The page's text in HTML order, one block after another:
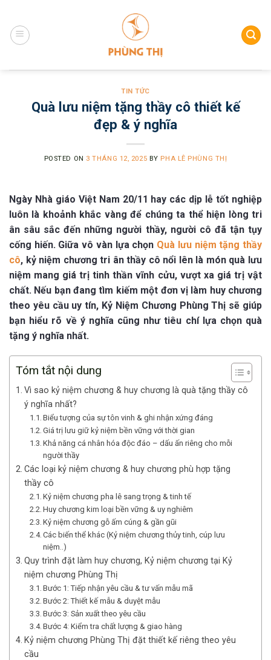
content
TIN TỨC
Quà lưu niệm tặng thầy cô thiết kế
đẹp & ý nghĩa
POSTED ON 3 THÁNG 12, 2025 BY PHA LÊ PHÙNG THỊ
Ngày Nhà giáo Việt Nam 20/11 hay các dịp lễ tốt nghiệp
luôn là khoảnh khắc vàng để chúng ta thể hiện lòng tri
ân sâu sắc đến những người thầy, người cô đã tận tụy
cống hiến. Giữa vô vàn lựa chọn Quà lưu niệm tặng thầy
cô, kỷ niệm chương tri ân thầy cô nổi lên là món quà lưu
niệm mang giá trị tinh thần vĩnh cửu, vượt xa giá trị vật
chất. Nếu bạn đang tìm kiếm một đơn vị làm huy chương
theo yêu cầu uy tín, Kỷ Niệm Chương Phùng Thị sẽ giúp
bạn hiểu rõ về ý nghĩa cũng như tiêu chí lựa chọn quà
tặng ý nghĩa nhất.
Tóm tắt nội dung
Vì sao kỷ niệm chương & huy chương là quà tặng thầy cô
ý nghĩa nhất?
Biểu tượng của sự tôn vinh & ghi nhận xứng đáng
Giá trị lưu giữ kỷ niệm bền vững với thời gian
Khả năng cá nhân hóa độc đáo – dấu ấn riêng cho mỗi
người thầy
Các loại kỷ niệm chương & huy chương phù hợp tặng
thầy cô
Kỷ niệm chương pha lê sang trọng & tinh tế
Huy chương kim loại bền vững & uy nghiêm
Kỷ niệm chương gỗ ấm cúng & gần gũi
Các biến thể khác (Kỷ niệm chương thủy tinh, cúp lưu
niệm..)
Quy trình đặt làm huy chương, Kỷ niệm chương tại Kỷ
niệm chương Phùng Thị
Bước 1: Tiếp nhận yêu cầu & tư vấn mẫu mã
Bước 2: Thiết kế mẫu & duyệt mẫu
Bước 3: Sản xuất theo yêu cầu
Bước 4: Kiểm tra chất lượng & giao hàng
Kỷ niệm chương Phùng Thị đặt thiết kế riêng theo yêu
cầu